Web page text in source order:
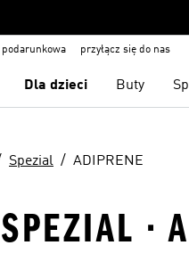
podarunkowa przyłącz się do nas
Dla dzieci Buty
Spezial ADIPRENE
·